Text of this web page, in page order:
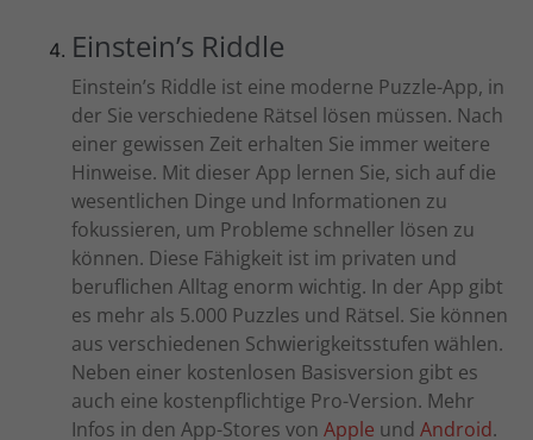
Einstein’s Riddle
Einstein’s Riddle ist eine moderne Puzzle-App, in
der Sie verschiedene Rätsel lösen müssen. Nach
einer gewissen Zeit erhalten Sie immer weitere
Hinweise. Mit dieser App lernen Sie, sich auf die
wesentlichen Dinge und Informationen zu
fokussieren, um Probleme schneller lösen zu
können. Diese Fähigkeit ist im privaten und
beruflichen Alltag enorm wichtig. In der App gibt
es mehr als 5.000 Puzzles und Rätsel. Sie können
aus verschiedenen Schwierigkeitsstufen wählen.
Neben einer kostenlosen Basisversion gibt es
auch eine kostenpflichtige Pro-Version. Mehr
Infos in den App-Stores von Apple und Android.